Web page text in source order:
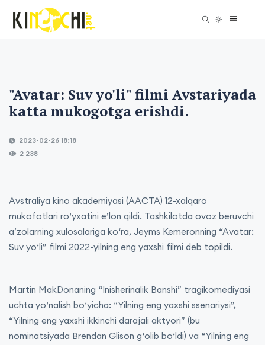
"Avatar: Suv yo'li" filmi Avstariyada
katta mukogotga erishdi.
2023-02-26 18:18
2 238
Avstraliya kino akademiyasi (AACTA) 12-xalqaro
mukofotlari ro‘yxatini e’lon qildi. Tashkilotda ovoz beruvchi
a’zolarning xulosalariga ko‘ra, Jeyms Kemeronning “Avatar:
Suv yo‘li” filmi 2022-yilning eng yaxshi filmi deb topildi.
Martin MakDonaning “Inisherinalik Banshi” tragikomediyasi
uchta yo‘nalish bo‘yicha: “Yilning eng yaxshi ssenariysi”,
“Yilning eng yaxshi ikkinchi darajali aktyori” (bu
nominatsiyada Brendan Glison g‘olib bo‘ldi) va “Yilning eng